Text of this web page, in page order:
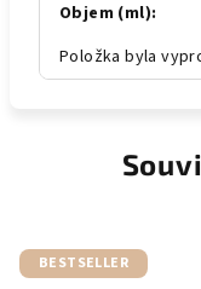
Objem (ml):
Položka byla
BESTSELLER